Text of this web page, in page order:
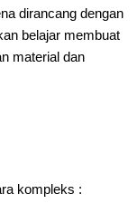
dirancang dengan
belajar membuat
material dan
kompleks :